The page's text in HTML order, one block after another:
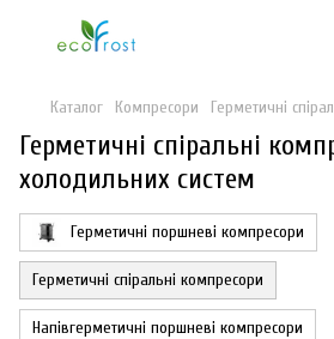
Каталог Компресори Герметичні
Герметичні спіральні
холодильних систем
Герметичні поршневі компресори
Герметичні спіральні компресори
Напівгерметичні поршневі компресори